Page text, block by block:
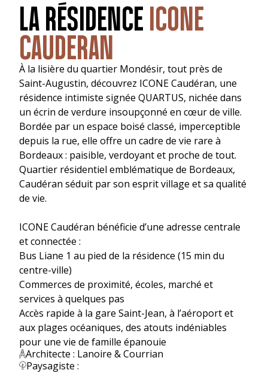
LA RÉSIDENCE ICONE
CAUDERAN
À la lisière du quartier Mondésir, tout près de
Saint-Augustin, découvrez ICONE Caudéran, une
résidence intimiste signée QUARTUS, nichée dans
un écrin de verdure insoupçonné en cœur de ville.
Bordée par un espace boisé classé, imperceptible
depuis la rue, elle offre un cadre de vie rare à
Bordeaux : paisible, verdoyant et proche de tout.
Quartier résidentiel emblématique de Bordeaux,
Caudéran séduit par son esprit village et sa qualité
de vie.
ICONE Caudéran bénéficie d’une adresse centrale
et connectée :
Bus Liane 1 au pied de la résidence (15 min du
centre-ville)
Commerces de proximité, écoles, marché et
services à quelques pas
Accès rapide à la gare Saint-Jean, à l’aéroport et
aux plages océaniques, des atouts indéniables
pour une vie de famille épanouie
Architecte : Lanoire & Courrian
Paysagiste :